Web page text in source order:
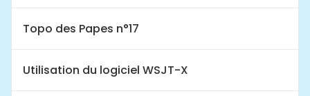
Topo des Papes n°17
Utilisation du logiciel WSJT-X